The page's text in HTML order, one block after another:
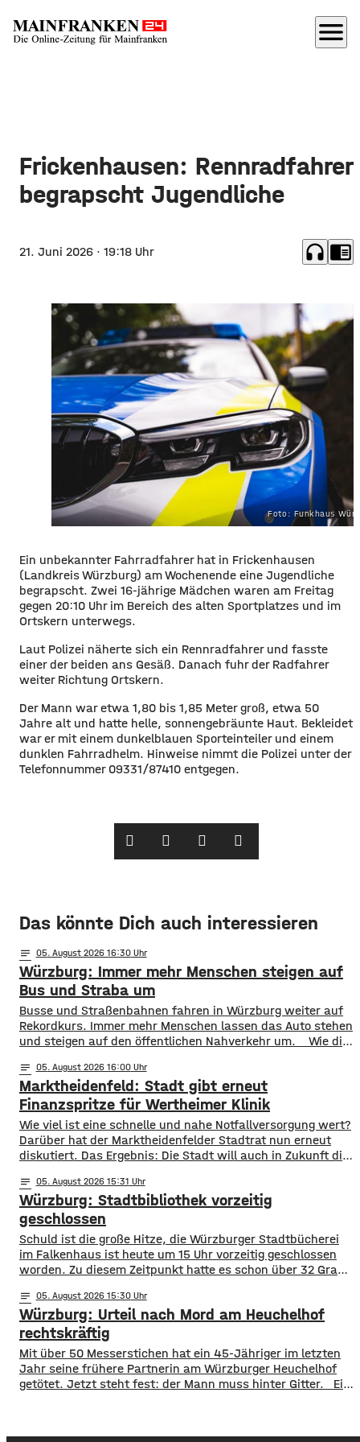
menu
Frickenhausen: Rennradfahrer
begrapscht Jugendliche
21. Juni 2026 · 19:18 Uhr headphones chrome_reader_mode
Foto: Funkhaus
Ein unbekannter Fahrradfahrer hat in Frickenhausen
(Landkreis Würzburg) am Wochenende eine Jugendliche
begrapscht. Zwei 16-jährige Mädchen waren am Freitag
gegen 20:10 Uhr im Bereich des alten Sportplatzes und im
Ortskern unterwegs.
Laut Polizei näherte sich ein Rennradfahrer und fasste
einer der beiden ans Gesäß. Danach fuhr der Radfahrer
weiter Richtung Ortskern.
Der Mann war etwa 1,80 bis 1,85 Meter groß, etwa 50
Jahre alt und hatte helle, sonnengebräunte Haut. Bekleidet
war er mit einem dunkelblauen Sporteinteiler und einem
dunklen Fahrradhelm. Hinweise nimmt die Polizei unter der
Telefonnummer 09331/87410 entgegen.
Das könnte Dich auch interessieren
notes 05. August 2026 16:30
Würzburg: Immer mehr Menschen steigen auf
Bus und Straba um
​​Busse und Straßenbahnen fahren in Würzburg weiter auf
Rekordkurs. Immer mehr Menschen lassen das Auto stehen
und steigen auf den öffentlichen Nahverkehr um. ​Wie die
so viele Fahrgäste transportiert wie nie zuvor. Insgesamt
waren knapp 18 Millionen Menschen im öffentlichen
Nahverkehr unterwegs. ​Besonders deutlich zeigt sich
notes 05. August 2026 16:00
Marktheidenfeld: Stadt gibt erneut
Finanzspritze für Wertheimer Klinik
​​Wie viel ist eine schnelle und nahe Notfallversorgung wert?
Darüber hat der Marktheidenfelder Stadtrat nun erneut
diskutiert. Das Ergebnis: Die Stadt will auch in Zukunft die
finanziell unterstützen. ​Über 31.000 Euro fließen in
diesem Jahr an den entsprechenden Förderverein des
Krankenhauses. Denn: Allein im letzten Jahr haben sich
120 Menschen aus Marktheidenfeld
notes 05. August 2026 15:31
Würzburg: Stadtbibliothek vorzeitig
geschlossen
Schuld ist die große Hitze, die Würzburger Stadtbücherei
im Falkenhaus ist heute um 15 Uhr vorzeitig geschlossen
worden. Zu diesem Zeitpunkt hatte es schon über 32 Grad
vorzeitige Schließung begründet die Stadt mit dem Schutz
der Gesundheit der Besucher, vor allem aber auch der
Beschäftigten in der Stadtbücherei. Das
notes 05. August 2026 15:30
Würzburg: Urteil nach Mord am Heuchelhof
rechtskräftig
​​Mit über 50 Messerstichen hat ein 45-Jähriger im letzten
Jahr seine frühere Partnerin am Würzburger Heuchelhof
getötet. Jetzt steht fest: der Mann muss hinter Gitter. ​Ein